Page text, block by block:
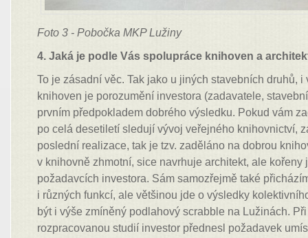
Foto 3 - Pobočka MKP Lužiny
4. Jaká je podle Vás spolupráce knihoven a
To je zásadní věc. Tak jako u jiných stavebních druhů,
knihoven je porozumění investora (zadavatele,
prvním předpokladem dobrého výsledku. Pokud vám
po celá desetiletí sledují vývoj veřejného knihovnictví,
poslední realizace, tak je tzv. zaděláno na dobrou
v knihovně zhmotní, sice navrhuje architekt, ale kořeny
požadavcích investora. Sám samozřejmě také
i různých funkcí, ale většinou jde o výsledky
být i výše zmíněný podlahový scrabble na Lužinách.
rozpracovanou studií investor přednesl požadavek